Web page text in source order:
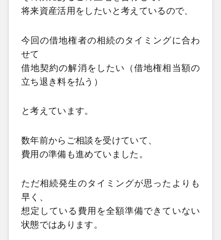
将来資産活用をしたいと考えているので、
今回の借地権者の相続のタイミングに合わ
せて
借地契約の解消をしたい（借地権相当額の
立ち退き料を払う）
と考えています。
数年前からご相談を受けていて、
費用の準備も進めていました。
ただ相続発生のタイミングが思ったよりも
早く、
想定している費用を全額準備できていない
状態ではあります。